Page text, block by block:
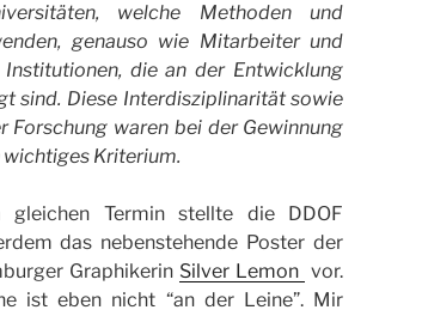
welche Methoden und
genauso wie Mitarbeiter und
die an der Entwicklung
sind. Diese Interdisziplinarität sowie
Forschung waren bei der Gewinnung
Kriterium.
gleichen Termin stellte die DDOF
das nebenstehende Poster der
Graphikerin Silver Lemon vor.
ist eben nicht “an der Leine”. Mir